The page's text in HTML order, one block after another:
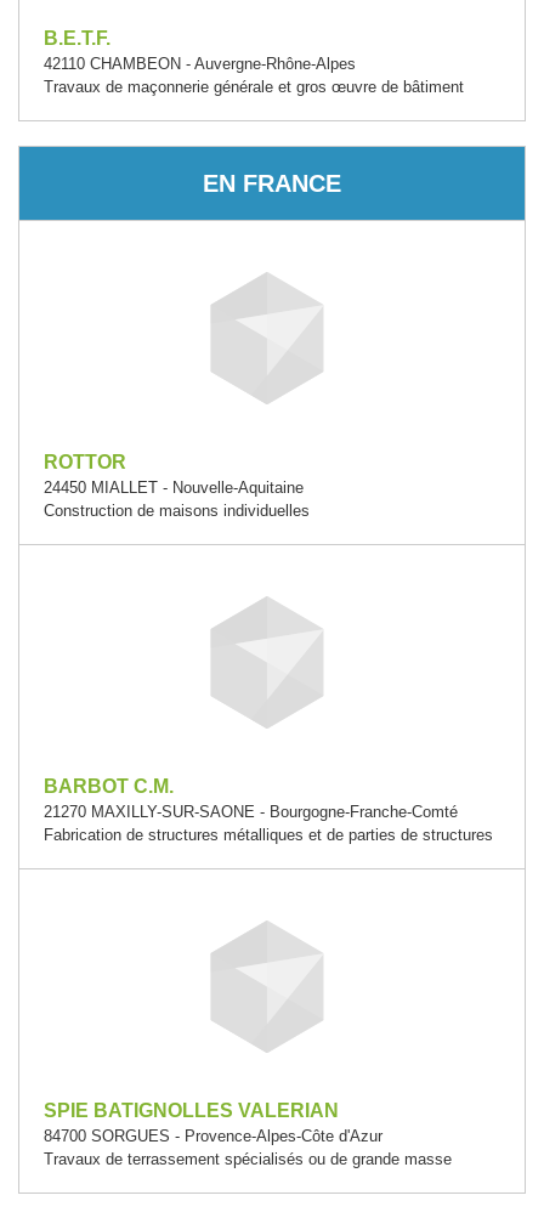
B.E.T.F.
42110 CHAMBEON - Auvergne-Rhône-Alpes
Travaux de maçonnerie générale et gros œuvre de bâtiment
EN FRANCE
ROTTOR
24450 MIALLET - Nouvelle-Aquitaine
Construction de maisons individuelles
BARBOT C.M.
21270 MAXILLY-SUR-SAONE - Bourgogne-Franche-Comté
Fabrication de structures métalliques et de parties de structures
SPIE BATIGNOLLES VALERIAN
84700 SORGUES - Provence-Alpes-Côte d'Azur
Travaux de terrassement spécialisés ou de grande masse